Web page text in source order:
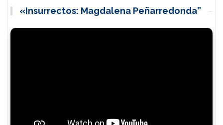
«Insurrectos: Magdalena Peñarredonda”